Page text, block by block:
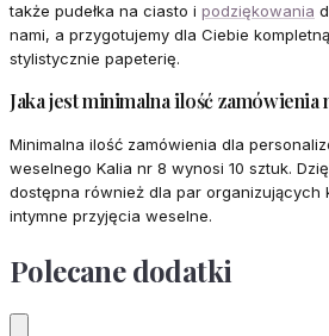
także pudełka na ciasto i podziękowania
nami, a przygotujemy dla Ciebie
stylistycznie papeterię.
Jaka jest minimalna ilość zamówienia
Minimalna ilość zamówienia dla
weselnego Kalia nr 8 wynosi 10 sztuk.
dostępna również dla par organizujących
intymne przyjęcia weselne.
Polecane dodatki